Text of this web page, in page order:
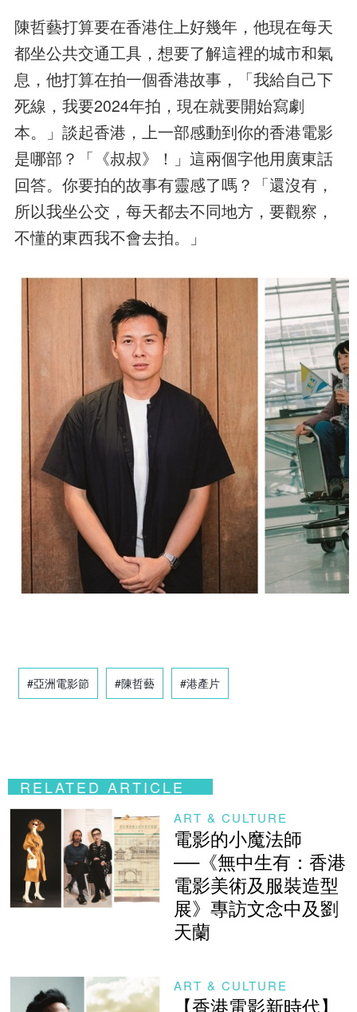
陳哲藝打算要在香港住上好幾年，他現在每天
都坐公共交通工具，想要了解這裡的城市和氣
息，他打算在拍一個香港故事，「我給自己下
死線，我要2024年拍，現在就要開始寫劇
本。」談起香港，上一部感動到你的香港電影
是哪部？「《叔叔》！」這兩個字他用廣東話
回答。你要拍的故事有靈感了嗎？「還沒有，
所以我坐公交，每天都去不同地方，要觀察，
不懂的東西我不會去拍。」
#亞洲電影節 #陳哲藝 #港產片
RELATED ARTICLE
ART & CULTURE
電影的小魔法師
──《無中生有：香港
電影美術及服裝造型
展》專訪文念中及劉
天蘭
ART & CULTURE
【香港電影新時代】